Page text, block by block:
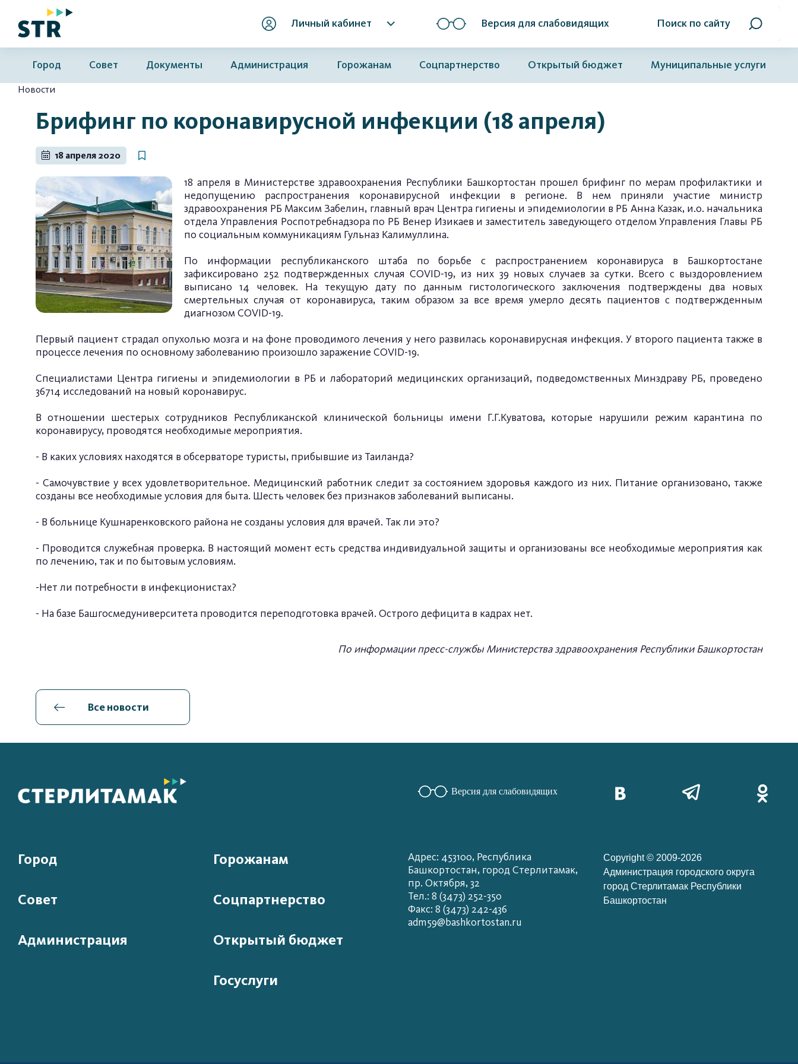
Личный кабинет Версия для слабовидящих Поиск по сайту
Город Совет Документы Администрация Горожанам Соцпартнерство Открытый бюджет Муниципальные услуги
Новости
Брифинг по коронавирусной инфекции (18 апреля)
18 апреля 2020
18 апреля в Министерстве здравоохранения Республики Башкортостан прошел брифинг по мерам профилактики и
недопущению распространения коронавирусной инфекции в регионе. В нем приняли участие министр
здравоохранения РБ Максим Забелин, главный врач Центра гигиены и эпидемиологии в РБ Анна Казак, и.о. начальника
отдела Управления Роспотребнадзора по РБ Венер Изикаев и заместитель заведующего отделом Управления Главы РБ
по социальным коммуникациям Гульназ Калимуллина.
По информации республиканского штаба по борьбе с распространением коронавируса в Башкортостане
зафиксировано 252 подтвержденных случая COVID-19, из них 39 новых случаев за сутки. Всего с выздоровлением
выписано 14 человек. На текущую дату по данным гистологического заключения подтверждены два новых
смертельных случая от коронавируса, таким образом за все время умерло десять пациентов с подтвержденным
диагнозом COVID-19.
Первый пациент страдал опухолью мозга и на фоне проводимого лечения у него развилась коронавирусная инфекция. У второго пациента также в
процессе лечения по основному заболеванию произошло заражение COVID-19.
Специалистами Центра гигиены и эпидемиологии в РБ и лабораторий медицинских организаций, подведомственных Минздраву РБ, проведено
36714 исследований на новый коронавирус.
В отношении шестерых сотрудников Республиканской клинической больницы имени Г.Г.Куватова, которые нарушили режим карантина по
коронавирусу, проводятся необходимые мероприятия.
- В каких условиях находятся в обсерваторе туристы, прибывшие из Таиланда?
- Самочувствие у всех удовлетворительное. Медицинский работник следит за состоянием здоровья каждого из них. Питание организовано, также
созданы все необходимые условия для быта. Шесть человек без признаков заболеваний выписаны.
- В больнице Кушнаренковского района не созданы условия для врачей. Так ли это?
- Проводится служебная проверка. В настоящий момент есть средства индивидуальной защиты и организованы все необходимые мероприятия как
по лечению, так и по бытовым условиям.
-Нет ли потребности в инфекционистах?
- На базе Башгосмедуниверситета проводится переподготовка врачей. Острого дефицита в кадрах нет.
По информации пресс-службы Министерства здравоохранения Республики Башкортостан
Все новости
Версия для слабовидящих
Город
Совет
Администрация
Горожанам
Соцпартнерство
Открытый бюджет
Госуслуги
Адрес: 453100, Республика
Башкортостан, город Стерлитамак,
пр. Октября, 32
Тел.: 8 (3473) 252-350
Факс: 8 (3473) 242-436
adm59@bashkortostan.ru
Copyright © 2009-2026
Администрация городского округа
город Стерлитамак Республики
Башкортостан